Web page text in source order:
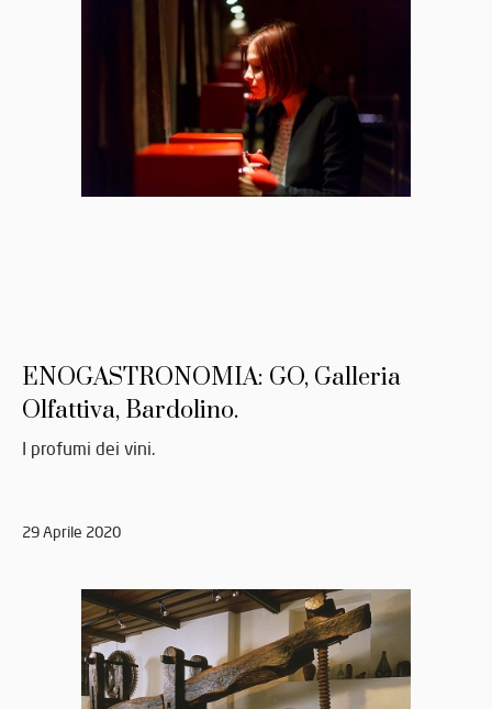
ENOGASTRONOMIA: GO, Galleria
Olfattiva, Bardolino.
I profumi dei vini.
29 Aprile 2020